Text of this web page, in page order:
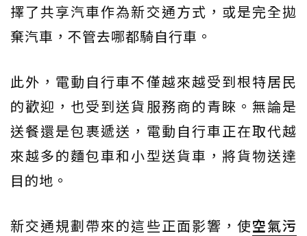
擇了共享汽車作為新交通方式，或是完全拋
棄汽車，不管去哪都騎自行車。
此外，電動自行車不僅越來越受到根特居民
的歡迎，也受到送貨服務商的青睞。無論是
送餐還是包裹遞送，電動自行車正在取代越
來越多的麵包車和小型送貨車，將貨物送達
目的地。
新交通規劃帶來的這些正面影響，使空氣污